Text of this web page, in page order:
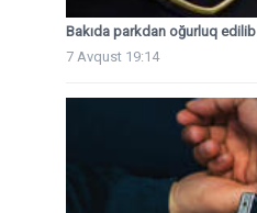
Bakıda parkdan oğurluq edilib
7 Avqust 19:14